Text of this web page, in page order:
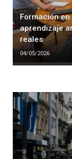
Formación
aprendizaje
reales
04/05/2026